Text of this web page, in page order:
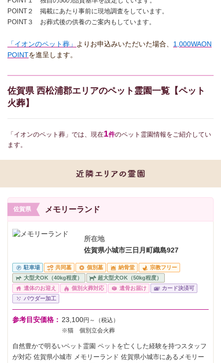
POINT２ 掲載にあたり事前に現地調査をしています。
POINT３ お葬式後の供養のご案内もしています。
「イオンのペット葬」 よりお申込みいただいた場合、 1,000WAON
POINTを進呈します。
佐賀県 西松浦郡エリアのペット霊園一覧【ペット
火葬】
「イオンのペット葬」では、現在1件のペット霊園情報をご紹介してい
ます。
佐賀県 メモリーランド
所在地
佐賀県小城市三日月町織島927
駐車場 共同墓 個別墓 納骨堂
宗教フリー
大型犬OK（40kg程度）
超大型犬OK（50kg程度）
遺体のお迎え
個別火葬対応 遺骨お届け
カード決済可
パウダー加工
参考目安価格： 23,100円～（税込）
※猫 個別立会火葬
自然豊かで明るいペット霊園 ペットを亡くした経験を持つスタッフ
が対応 佐賀県小城市 メモリーランド 佐賀県小城市にあるメモリー